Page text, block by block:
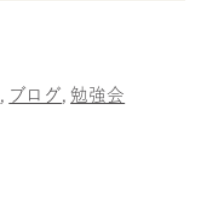
ブログ 勉強会